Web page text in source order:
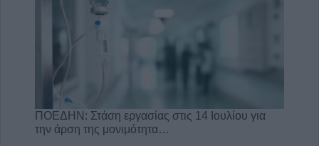
ΠΟΕΔΗΝ: Στάση εργασίας στις 14 Ιουλίου για
την άρση της μονιμότητα…